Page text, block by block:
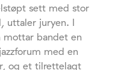
sett med stor
uttaler juryen. I
bandet en
med en
og et tilrettelagt